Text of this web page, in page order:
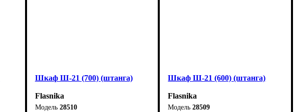
Шкаф Ш-21 (700) (штанга)
Flasnika
28510
Шкаф Ш-21 (600) (штанга)
Flasnika
28509